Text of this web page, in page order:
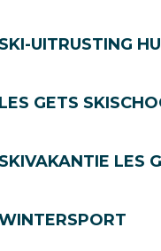
SKI-UITRUSTING
LES GETS
SKIVAKANTIE LES
liggen
meeste
in het